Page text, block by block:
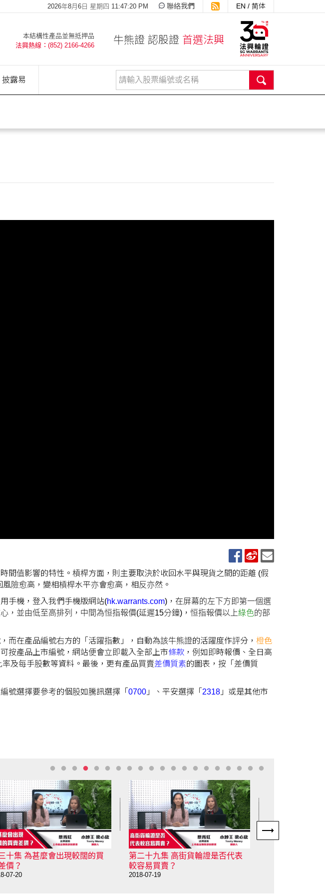
EN / 简体
聯絡我們
2026年8月6日 星期四 11:47:21 PM
牛熊證 認股證 首選法興
本結構性產品並無抵押品
法興熱線：(852) 2166-4266
披露易
間值影響的特性。槓桿方面，則主要取決於收回水平與現貨之間的距離 (假
險愈高，變相槓桿水平亦會愈高，相反亦然。
手機，登入我們手機版網站(hk.warrants.com)，在屏幕的左下方即第一個選
，並由低至高排列，中間為恒指報價(延遲15分鐘)，恒指報價以上綠色的部
在產品編號右方的「活躍指數」，自動為該牛熊證的活躍度作評分， 橙色
按產品上市編號，網站便會立即載入全部上市條款 ，例如即時報價、全日高
率及每手股數等資料。最後，更有產品買賣差價質素的圖表，按「差價質
號選擇要參考的個股如騰訊選擇「 0700 」、平安選擇「 2318 」或是其他市
十集 為甚麼會出現較闊的買
價？
07-20
第二十九集 高街貨輪證是否代表
較容易買賣？
2018-07-19